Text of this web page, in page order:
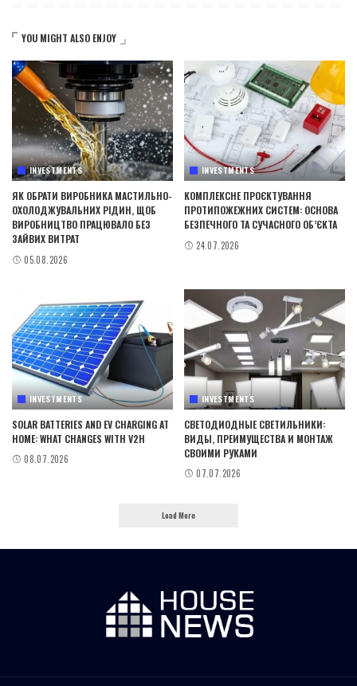
YOU MIGHT ALSO ENJOY
INVESTMENTS
ЯК ОБРАТИ ВИРОБНИКА МАСТИЛЬНО-
ОХОЛОДЖУВАЛЬНИХ РІДИН, ЩОБ
ВИРОБНИЦТВО ПРАЦЮВАЛО БЕЗ
ЗАЙВИХ ВИТРАТ
05.08.2026
INVESTMENTS
КОМПЛЕКСНЕ ПРОЄКТУВАННЯ
ПРОТИПОЖЕЖНИХ СИСТЕМ: ОСНОВА
БЕЗПЕЧНОГО ТА СУЧАСНОГО ОБ’ЄКТА
24.07.2026
INVESTMENTS
SOLAR BATTERIES AND EV CHARGING AT
HOME: WHAT CHANGES WITH V2H
08.07.2026
INVESTMENTS
СВЕТОДИОДНЫЕ СВЕТИЛЬНИКИ:
ВИДЫ, ПРЕИМУЩЕСТВА И МОНТАЖ
СВОИМИ РУКАМИ
07.07.2026
Load More